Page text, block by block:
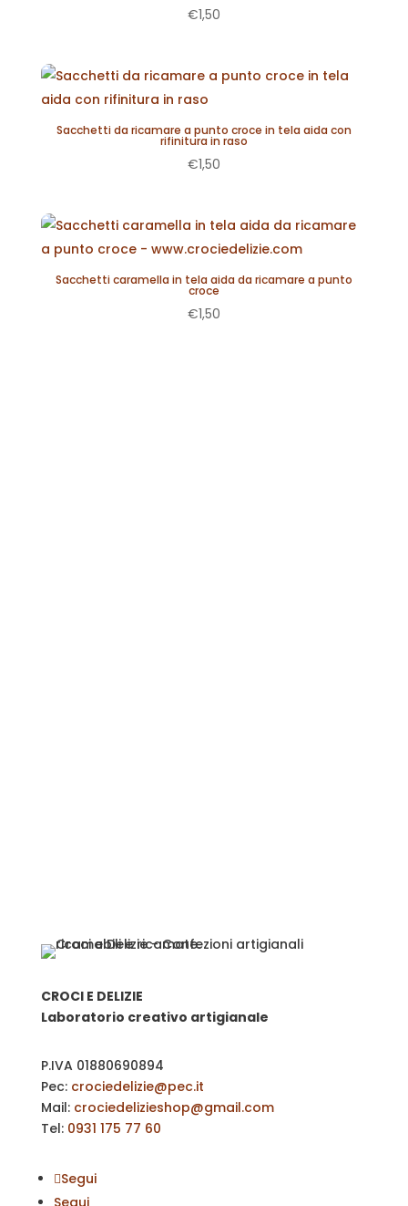
€1,50
Sacchetti da ricamare a punto croce in tela aida con
rifinitura in raso
€1,50
Sacchetti caramella in tela aida da ricamare a punto
croce
€1,50
CROCI E DELIZIE
Laboratorio creativo artigianale
P.IVA 01880690894
Pec: crociedelizie@pec.it
Mail: crociedelizieshop@gmail.com
Tel: 0931 175 77 60
Segui